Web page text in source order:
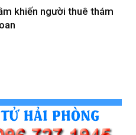
khiến người thuê thám